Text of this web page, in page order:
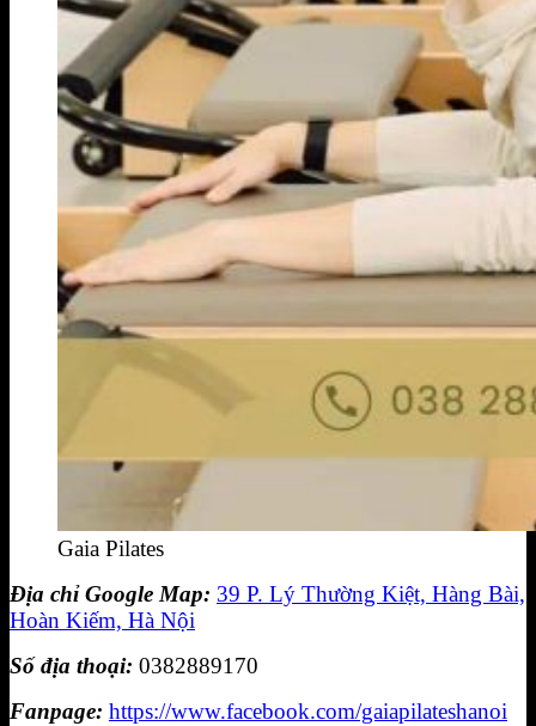
Gaia Pilates
Địa chỉ Google Map: 39 P. Lý Thường Kiệt, Hàng Bài,
Hoàn Kiếm, Hà Nội
Số địa thoại: 0382889170
Fanpage: https://www.facebook.com/gaiapilateshanoi